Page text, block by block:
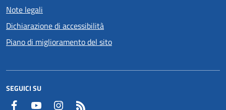
Note legali
Dichiarazione di accessibilità
Piano di miglioramento del sito
SEGUICI SU
Facebook YouTube Instagram